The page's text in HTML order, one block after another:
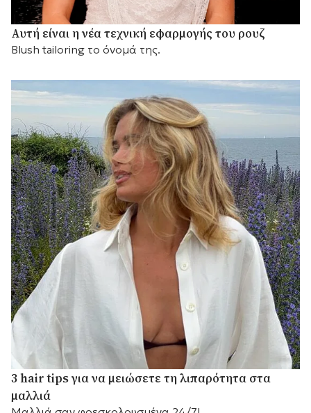
Αυτή είναι η νέα τεχνική εφαρμογής του ρουζ
Blush tailoring το όνομά της.
3 hair tips για να μειώσετε τη λιπαρότητα στα
μαλλιά